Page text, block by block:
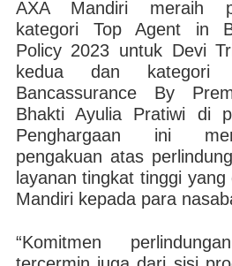
AXA Mandiri meraih
kategori Top Agent in
Policy 2023 untuk Devi
kedua dan
Bancassurance By
Bhakti Ayulia Pratiwi di
Penghargaan ini
pengakuan atas
layanan tingkat tinggi
Mandiri kepada para
“Komitmen